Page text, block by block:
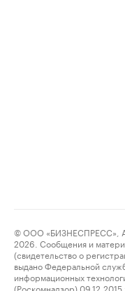
© ООО «БИЗНЕСПРЕСС»,
2026. Сообщения и
(свидетельство о
выдано Федеральной
информационных
(Роскомнадзор)